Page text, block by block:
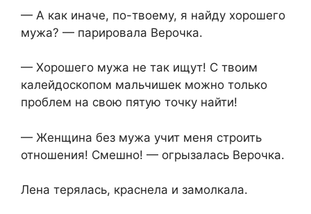
— А как иначе, по-твоему, я найду хорошего
мужа? — парировала Верочка.
— Хорошего мужа не так ищут! С твоим
калейдоскопом мальчишек можно только
проблем на свою пятую точку найти!
— Женщина без мужа учит меня строить
отношения! Смешно! — огрызалась Верочка.
Лена терялась, краснела и замолкала.